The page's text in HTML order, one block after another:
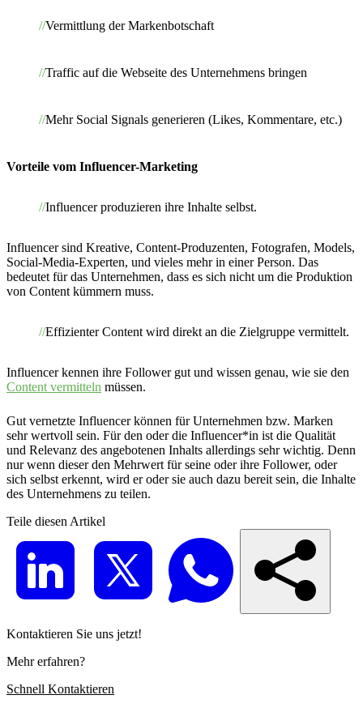
Vermittlung der Markenbotschaft
Traffic auf die Webseite des Unternehmens bringen
Mehr Social Signals generieren (Likes, Kommentare, etc.)
Vorteile vom Influencer-Marketing
Influencer produzieren ihre Inhalte selbst.
Influencer sind Kreative, Content-Produzenten, Fotografen, Models,
Social-Media-Experten, und vieles mehr in einer Person. Das
bedeutet für das Unternehmen, dass es sich nicht um die Produktion
von Content kümmern muss.
Effizienter Content wird direkt an die Zielgruppe vermittelt.
Influencer kennen ihre Follower gut und wissen genau, wie sie den
Content vermitteln müssen.
Gut vernetzte Influencer können für Unternehmen bzw. Marken
sehr wertvoll sein. Für den oder die Influencer*in ist die Qualität
und Relevanz des angebotenen Inhalts allerdings sehr wichtig. Denn
nur wenn dieser den Mehrwert für seine oder ihre Follower, oder
sich selbst erkennt, wird er oder sie auch dazu bereit sein, die Inhalte
des Unternehmens zu teilen.
Teile diesen Artikel
Kontaktieren Sie uns jetzt!
Mehr erfahren?
Schnell Kontaktieren